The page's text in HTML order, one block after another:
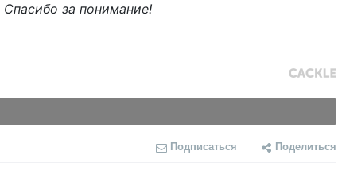
Спасибо за понимание!
Подписаться Поделиться